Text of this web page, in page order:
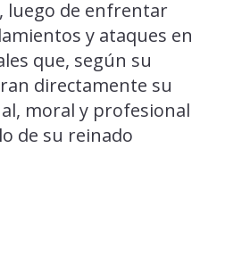
luego de enfrentar
y ataques en
que, según su
directamente su
moral y profesional
de su reinado